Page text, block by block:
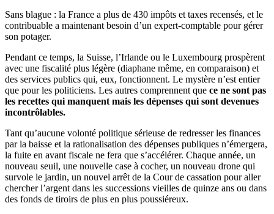
Sans blague : la France a plus de 430 impôts et taxes recensés, et le
contribuable a maintenant besoin d’un expert-comptable pour gérer
son potager.
Pendant ce temps, la Suisse, l’Irlande ou le Luxembourg prospèrent
avec une fiscalité plus légère (diaphane même, en comparaison) et
des services publics qui, eux, fonctionnent. Le mystère n’est entier
que pour les politiciens. Les autres comprennent que ce ne sont pas
les recettes qui manquent mais les dépenses qui sont devenues
incontrôlables.
Tant qu’aucune volonté politique sérieuse de redresser les finances
par la baisse et la rationalisation des dépenses publiques n’émergera,
la fuite en avant fiscale ne fera que s’accélérer. Chaque année, un
nouveau seuil, une nouvelle case à cocher, un nouveau drone qui
survole le jardin, un nouvel arrêt de la Cour de cassation pour aller
chercher l’argent dans les successions vieilles de quinze ans ou dans
des fonds de tiroirs de plus en plus poussiéreux.